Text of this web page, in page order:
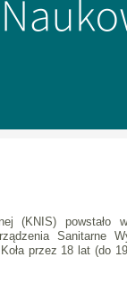
(KNIS)
Sanitarne
przez 18 lat (do